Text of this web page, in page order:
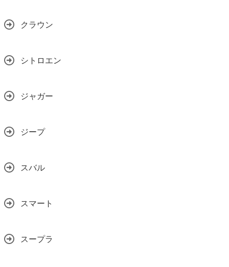
クラウン
シトロエン
ジャガー
ジープ
スバル
スマート
スープラ